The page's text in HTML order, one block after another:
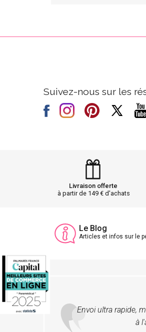
Suivez-nous sur les
Livraison offerte
à partir de 149 € d'achats
Le Blog
Articles et infos sur le
Envoi ultra rapide,
à